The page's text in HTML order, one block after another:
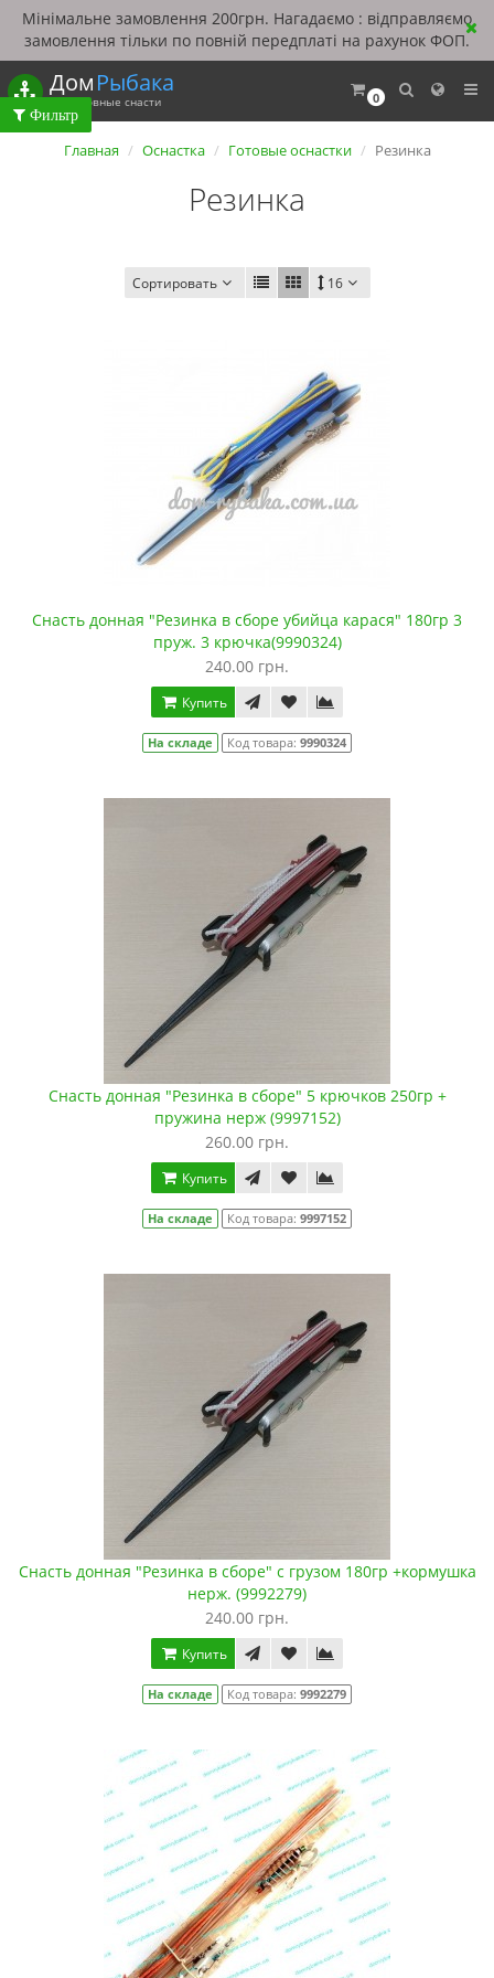
Мінімальне замовлення 200грн. Нагадаємо : відправляємо
замовлення тільки по повній передплаті на рахунок ФОП.
0
ДомРыбака
Рыболовные снасти
Главная Оснастка Готовые оснастки Резинка
Резинка
Сортировать 16
Снасть донная "Резинка в сборе убийца карася" 180гр 3
пруж. 3 крючка(9990324)
240.00 грн.
Купить
На складе Код товара: 9990324
Снасть донная "Резинка в сборе" 5 крючков 250гр +
пружина нерж (9997152)
260.00 грн.
Купить
На складе Код товара: 9997152
Снасть донная "Резинка в сборе" с грузом 180гр +кормушка
нерж. (9992279)
240.00 грн.
Купить
На складе Код товара: 9992279